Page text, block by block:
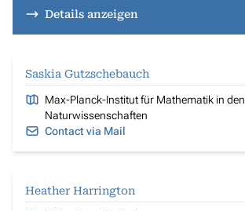
Details anzeigen
Saskia Gutzschebauch
Max-Planck-Institut für Mathematik in den
Naturwissenschaften
Contact via Mail
Heather Harrington